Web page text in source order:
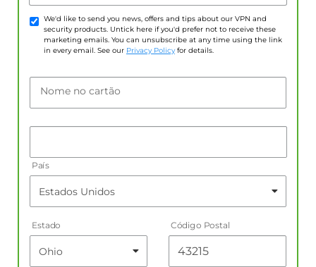
We'd like to send you news, offers and tips about our VPN and
security products. Untick here if you'd prefer not to receive these
marketing emails. You can unsubscribe at any time using the link
in every email. See our Privacy Policy for details.
Nome no cartão
País
Estado Código Postal